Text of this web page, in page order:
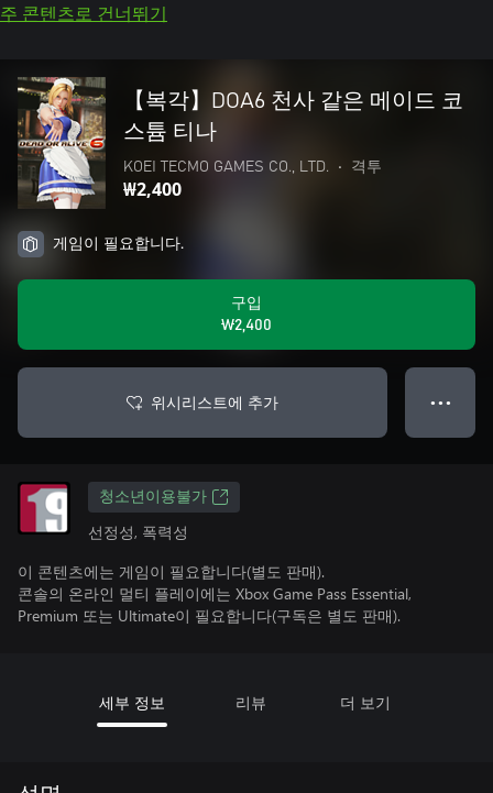
주 콘텐츠로 건너뛰기
【복각】DOA6 천사 같은 메이드 코
스튬 티나
KOEI TECMO GAMES CO., LTD. • 격투
₩2,400
게임이 필요합니다.
구입
₩2,400
위시리스트에 추가 ● ● ●
청소년이용불가
선정성, 폭력성
이 콘텐츠에는 게임이 필요합니다(별도 판매).
콘솔의 온라인 멀티 플레이에는 Xbox Game Pass Essential,
Premium 또는 Ultimate이 필요합니다(구독은 별도 판매).
세부 정보 리뷰 더 보기